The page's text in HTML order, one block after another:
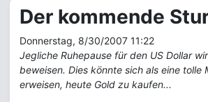
Der kommende
Donnerstag, 8/30/2007 11:22
Jegliche Ruhepause für den US Dollar
beweisen. Dies könnte sich als eine tolle
erweisen, heute Gold zu kaufen...